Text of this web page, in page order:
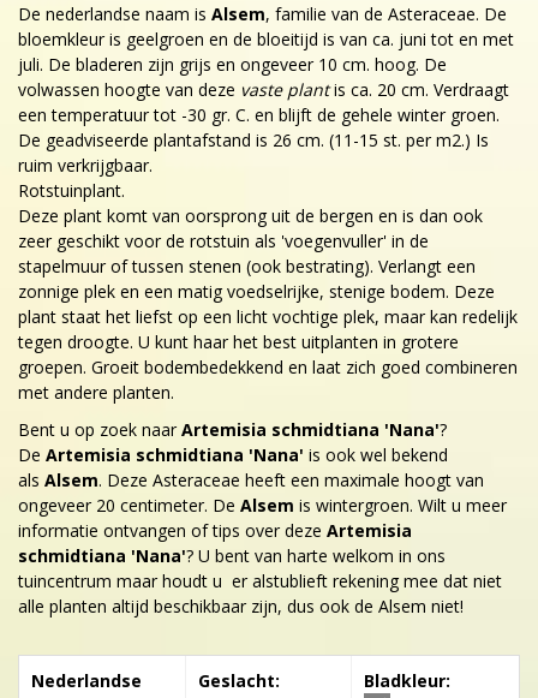
De nederlandse naam is Alsem, familie van de Asteraceae. De
bloemkleur is geelgroen en de bloeitijd is van ca. juni tot en met
juli. De bladeren zijn grijs en ongeveer 10 cm. hoog. De
volwassen hoogte van deze vaste plantis ca. 20 cm. Verdraagt
een temperatuur tot -30 gr. C. en blijft de gehele winter groen.
De geadviseerde plantafstand is 26 cm. (11-15 st. per m2.) Is
ruim verkrijgbaar.
Rotstuinplant.
Deze plant komt van oorsprong uit de bergen en is dan ook
zeer geschikt voor de rotstuin als 'voegenvuller' in de
stapelmuur of tussen stenen (ook bestrating). Verlangt een
zonnige plek en een matig voedselrijke, stenige bodem. Deze
plant staat het liefst op een licht vochtige plek, maar kan redelijk
tegen droogte. U kunt haar het best uitplanten in grotere
groepen. Groeit bodembedekkend en laat zich goed combineren
met andere planten.
Bent u op zoek naarArtemisia schmidtiana 'Nana'?
De Artemisia schmidtiana 'Nana' is ook wel bekend
als Alsem. Deze Asteraceae heeft een maximale hoogt van
ongeveer 20 centimeter. De Alsem is wintergroen. Wilt u meer
informatie ontvangen of tips over deze Artemisia
schmidtiana 'Nana'? U bent van harte welkom in ons
tuincentrum maar houdt u er alstublieft rekening mee dat niet
alle planten altijd beschikbaar zijn, dus ook de Alsem niet!
Nederlandse
Geslacht:
Bladkleur: